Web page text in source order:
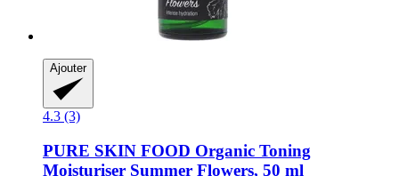
Ajouter
4.3 (3)
PURE SKIN FOOD Organic Toning
Moisturiser Summer Flowers, 50 ml